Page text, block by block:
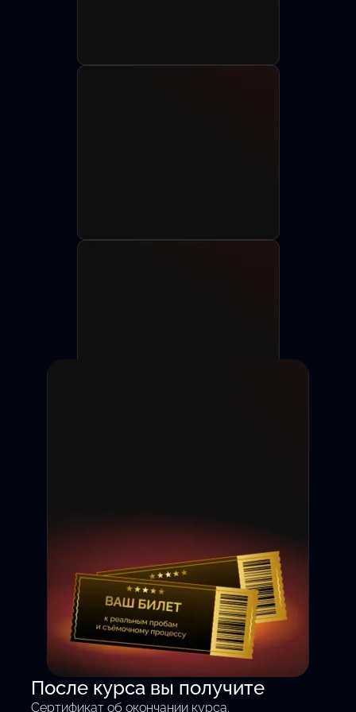
Съёмка на камеру с 1 дня
— без теории, только
После курса вы получите
Сертификат об окончании курса.